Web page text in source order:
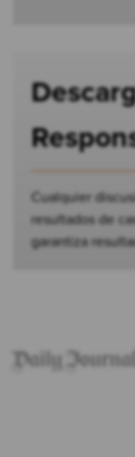
Cualquier
resultados de
garantiza